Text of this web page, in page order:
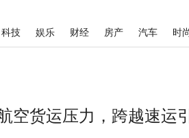
科技 娱乐 财经 房产 汽车 时
空货运压力，跨越速运